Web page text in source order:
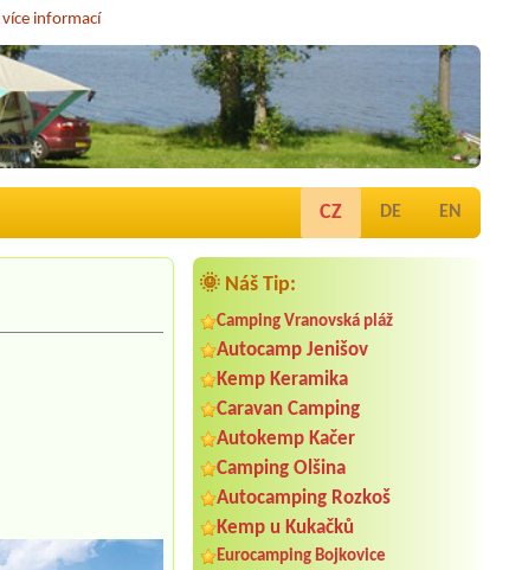
více informací
CZ DE EN
🌞 Náš Tip:
Camping Vranovská pláž
Autocamp Jenišov
Kemp Keramika
Caravan Camping
Autokemp Kačer
Camping Olšina
Autocamping Rozkoš
Kemp u Kukačků
Eurocamping Bojkovice
Termín od 2026-07-24 |
chatka pro 2 osoby + pes